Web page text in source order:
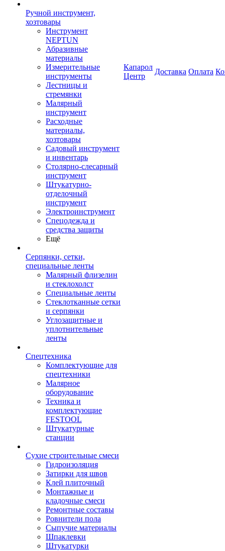
Ручной инструмент,
хозтовары
Инструмент
NEPTUN
Абразивные
материалы
Измерительные
инструменты
Лестницы и
стремянки
Малярный
инструмент
Расходные
материалы,
хозтовары
Садовый инструмент
и инвентарь
Столярно-слесарный
инструмент
Штукатурно-
отделочный
инструмент
Электроинструмент
Спецодежда и
средства защиты
Ещё
Серпянки, сетки,
специальные ленты
Малярный флизелин
и стеклохолст
Специальные ленты
Стеклотканные сетки
и серпянки
Углозащитные и
уплотнительные
ленты
Спецтехника
Комплектующие для
спецтехники
Малярное
оборудование
Техника и
комплектующие
FESTOOL
Штукатурные
станции
Сухие строительные смеси
Гидроизоляция
Затирки для швов
Клей плиточный
Монтажные и
кладочные смеси
Ремонтные составы
Ровнители пола
Сыпучие материалы
Шпаклевки
Штукатурки
Капарол
Центр
Доставка Оплата